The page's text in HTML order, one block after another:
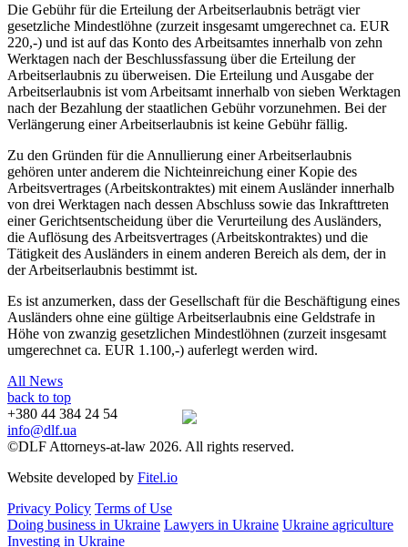
Die Gebühr für die Erteilung der Arbeitserlaubnis beträgt vier
gesetzliche Mindestlöhne (zurzeit insgesamt umgerechnet ca. EUR
220,-) und ist auf das Konto des Arbeitsamtes innerhalb von zehn
Werktagen nach der Beschlussfassung über die Erteilung der
Arbeitserlaubnis zu überweisen. Die Erteilung und Ausgabe der
Arbeitserlaubnis ist vom Arbeitsamt innerhalb von sieben Werktagen
nach der Bezahlung der staatlichen Gebühr vorzunehmen. Bei der
Verlängerung einer Arbeitserlaubnis ist keine Gebühr fällig.
Zu den Gründen für die Annullierung einer Arbeitserlaubnis
gehören unter anderem die Nichteinreichung einer Kopie des
Arbeitsvertrages (Arbeitskontraktes) mit einem Ausländer innerhalb
von drei Werktagen nach dessen Abschluss sowie das Inkrafttreten
einer Gerichtsentscheidung über die Verurteilung des Ausländers,
die Auflösung des Arbeitsvertrages (Arbeitskontraktes) und die
Tätigkeit des Ausländers in einem anderen Bereich als dem, der in
der Arbeitserlaubnis bestimmt ist.
Es ist anzumerken, dass der Gesellschaft für die Beschäftigung eines
Ausländers ohne eine gültige Arbeitserlaubnis eine Geldstrafe in
Höhe von zwanzig gesetzlichen Mindestlöhnen (zurzeit insgesamt
umgerechnet ca. EUR 1.100,-) auferlegt werden wird.
All News
back to top
+380 44 384 24 54
info@dlf.ua
©DLF Attorneys-at-law 2026. All rights reserved.
Website developed by Fitel.io
Privacy Policy Terms of Use
Doing business in Ukraine Lawyers in Ukraine Ukraine agriculture
Investing in Ukraine